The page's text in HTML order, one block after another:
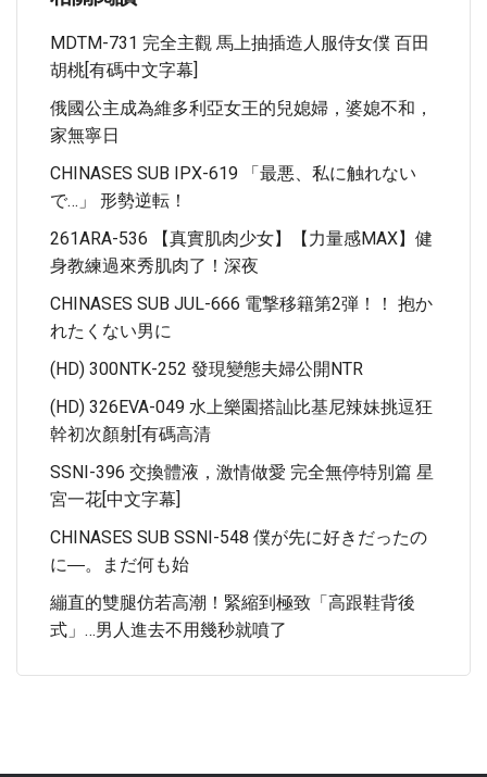
MDTM-731 完全主觀 馬上抽插造人服侍女僕 百田
胡桃[有碼中文字幕]
俄國公主成為維多利亞女王的兒媳婦，婆媳不和，
家無寧日
CHINASES SUB IPX-619 「最悪、私に触れない
で…」 形勢逆転！
261ARA-536 【真實肌肉少女】【力量感MAX】健
身教練過來秀肌肉了！深夜
CHINASES SUB JUL-666 電撃移籍第2弾！！ 抱か
れたくない男に
(HD) 300NTK-252 發現變態夫婦公開NTR
(HD) 326EVA-049 水上樂園搭訕比基尼辣妹挑逗狂
幹初次顏射[有碼高清
SSNI-396 交換體液，激情做愛 完全無停特別篇 星
宮一花[中文字幕]
CHINASES SUB SSNI-548 僕が先に好きだったの
に―。まだ何も始
繃直的雙腿仿若高潮！緊縮到極致「高跟鞋背後
式」…男人進去不用幾秒就噴了